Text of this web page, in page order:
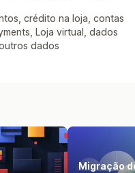
crédito na loja, contas
Loja virtual, dados
dados
Migração